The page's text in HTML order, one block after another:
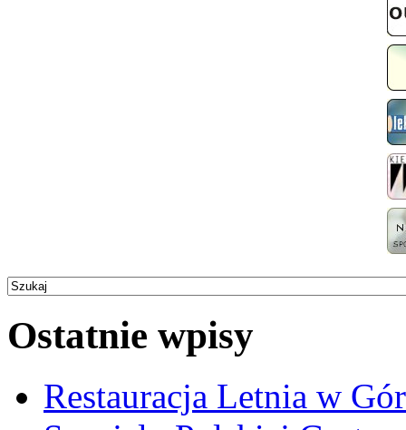
Ostatnie wpisy
Restauracja Letnia w